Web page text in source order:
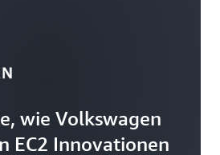
wie Volkswagen
EC2 Innovationen